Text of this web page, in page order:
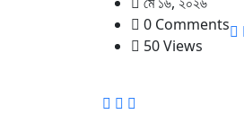
0 Comments
50 Views